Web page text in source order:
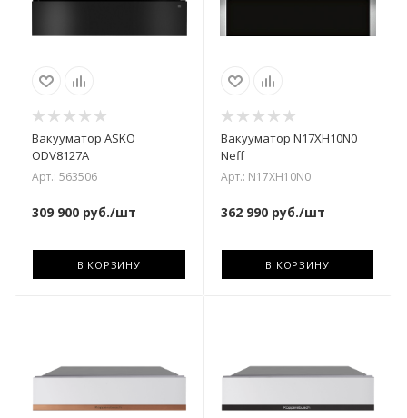
Вакууматор ASKO
ODV8127A
Арт.: 563506
309 900 руб./шт
В КОРЗИНУ
Вакууматор N17XH10N0
Neff
Арт.: N17XH10N0
362 990руб./шт
В КОРЗИНУ